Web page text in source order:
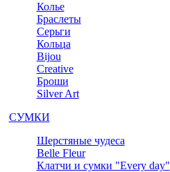
Колье
Браслеты
Серьги
Кольца
Bijou
Сreative
Броши
Silver Art
СУМКИ
Шерстяные чудеса
Belle Fleur
Клатчи и сумки "Every day"